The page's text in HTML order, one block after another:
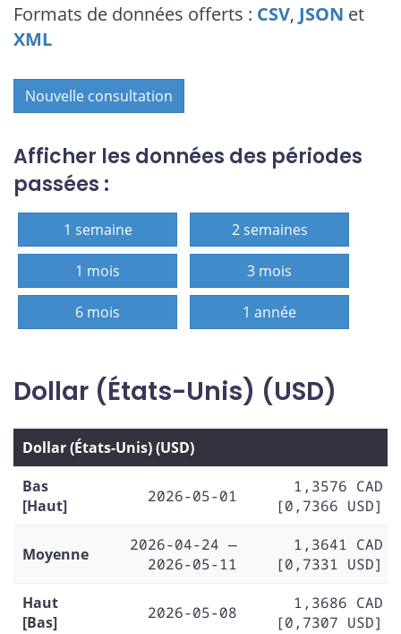
Formats de données offerts : CSV, JSON et
XML
Nouvelle consultation
Afficher les données des périodes
passées :
1 semaine 2 semaines
1 mois 3 mois
6 mois 1 année
Dollar (États-Unis) (USD)
Dollar (États-Unis) (USD)
Bas
[Haut]
2026-05-01
1,3576 CAD
[0,7366 USD]
Moyenne
2026-04-24 —
2026-05-11
1,3641 CAD
[0,7331 USD]
Haut
[Bas]
2026-05-08
1,3686 CAD
[0,7307 USD]